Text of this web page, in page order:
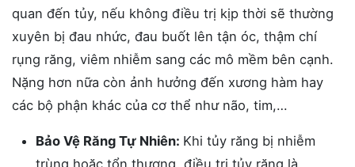
quan đến tủy, nếu không điều trị kịp thời sẽ thường
xuyên bị đau nhức, đau buốt lên tận óc, thậm chí
rụng răng, viêm nhiễm sang các mô mềm bên cạnh.
Nặng hơn nữa còn ảnh hưởng đến xương hàm hay
các bộ phận khác của cơ thể như não, tim,…
Bảo Vệ Răng Tự Nhiên: Khi tủy răng bị nhiễm
trùng hoặc tổn thương, điều trị tủy răng là